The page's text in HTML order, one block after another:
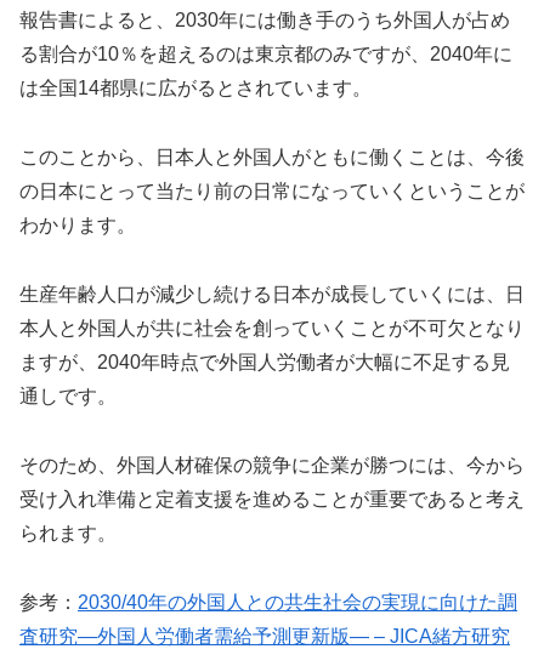
報告書によると、2030年には働き手のうち外国人が占め
る割合が10％を超えるのは東京都のみですが、2040年に
は全国14都県に広がるとされています。
このことから、日本人と外国人がともに働くことは、今後
の日本にとって当たり前の日常になっていくということが
わかります。
生産年齢人口が減少し続ける日本が成長していくには、日
本人と外国人が共に社会を創っていくことが不可欠となり
ますが、2040年時点で外国人労働者が大幅に不足する見
通しです。
そのため、外国人材確保の競争に企業が勝つには、今から
受け入れ準備と定着支援を進めることが重要であると考え
られます。
参考： 2030/40年の外国人との共生社会の実現に向けた調
査研究―外国人労働者需給予測更新版― – JICA緒方研究